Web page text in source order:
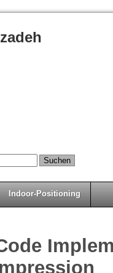
Indoor-Positioning